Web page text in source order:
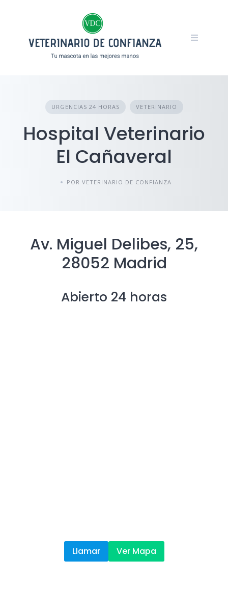
URGENCIAS 24 HORAS VETERINARIO
Hospital Veterinario
El Cañaveral
POR VETERINARIO DE CONFIANZA
Av. Miguel Delibes, 25,
28052 Madrid
Abierto 24 horas
Llamar Ver Mapa